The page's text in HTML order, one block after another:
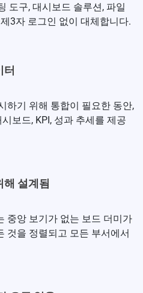
도구, 대시보드 솔루션, 파일
3자 로그인 없이 대체합니다.
터
하기 위해 통합이 필요한 동안,
보드, KPI, 성과 추세를 제공
설계됨
중앙 보기가 없는 보드 더미가
것을 정렬되고 모든 부서에서